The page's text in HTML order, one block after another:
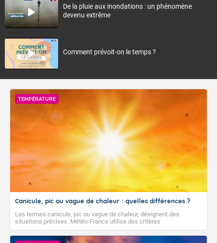
De la pluie aux inondations : un phénomène
devenu extrême
Comment prévoit-on le temps ?
TEMPÉRATURE
Canicule, pic ou vague de chaleur : quelles différences ?
Les termes canicule, pic ou vague de chaleur, désignent des
situations précises. Météo-France utilise des critères
climatologiques pour évaluer et qualifier les épisodes de chaleur qui
peuvent avoir des impacts sanitaires et socio-économiques